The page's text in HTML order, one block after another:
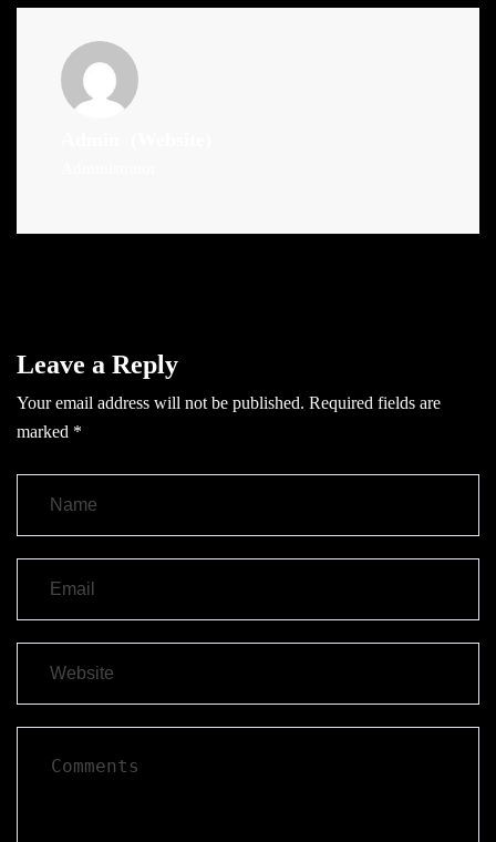
Leave a Reply
Your email address will not be published. Required fields are
marked *